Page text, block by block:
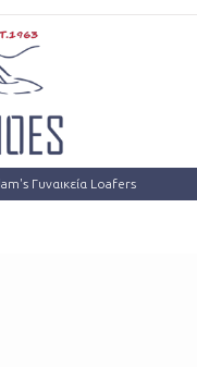
Γυναικεία Loafers